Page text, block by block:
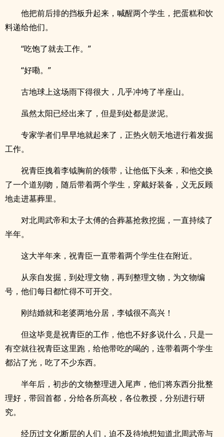
他把前后排的挡板升起来，喊醒两个学生，把蛋糕和饮
料递给他们。
“吃饱了就去工作。”
“好嘞。”
古地球上这场雨下得很大，几乎冲垮了半座山。
虽然太阳已经出来了，但是到处都是淤泥。
专家学者们早早地就起来了，正热火朝天地进行着发掘
工作。
祝青臣拽着李钺胸前的领带，让他低下头来，和他交换
了一个道别吻，随后带着两个学生，穿戴好装备，义无反顾
地走进墓葬里。
对北周武帝和太子太傅的合葬墓抢救挖掘，一直持续了
半年。
这大半年来，祝青臣一直带着两个学生住在附近。
从亲自发掘，到处理文物，再到整理文物，为文物编
号，他们每日都忙得不可开交。
刚结婚就和老婆两地分居，李钺很不高兴！
但这毕竟是祝青臣的工作，他也不好多说什么，只是一
有空就往祝青臣这里跑，给他带吃的喝的，连带着两个学生
都沾了光，吃了不少东西。
半年后，初步的文物整理进入尾声，他们将东西分批整
理好，带回首都，分给各所高校，各位教授，分别进行研
究。
经历过文化断层的人们，迫不及待地想知道北周武帝与